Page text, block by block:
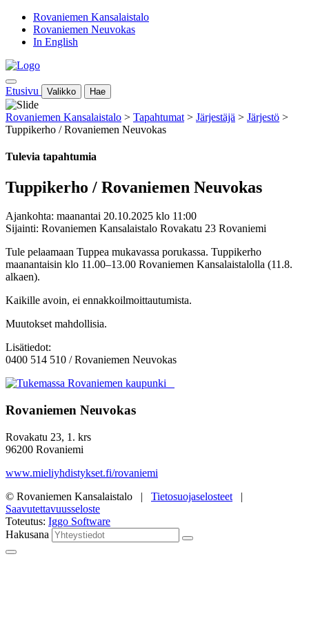
Rovaniemen Kansalaistalo
Rovaniemen Neuvokas
In English
Etusivu Valikko Hae
Rovaniemen Kansalaistalo > Tapahtumat > Järjestäjä > Järjestö >
Tuppikerho / Rovaniemen Neuvokas
Tulevia tapahtumia
Tuppikerho / Rovaniemen Neuvokas
Ajankohta: maanantai 20.10.2025 klo 11:00
Sijainti: Rovaniemen Kansalaistalo Rovakatu 23 Rovaniemi
Tule pelaamaan Tuppea mukavassa porukassa. Tuppikerho
maanantaisin klo 11.00–13.00 Rovaniemen Kansalaistalolla (11.8.
alkaen).
Kaikille avoin, ei ennakkoilmoittautumista.
Muutokset mahdollisia.
Lisätiedot:
0400 514 510 / Rovaniemen Neuvokas
Rovaniemen Neuvokas
Rovakatu 23, 1. krs
96200 Rovaniemi
www.mieliyhdistykset.fi/rovaniemi
© Rovaniemen Kansalaistalo | Tietosuojaselosteet |
Saavutettavuusseloste
Toteutus: Iggo Software
Hakusana